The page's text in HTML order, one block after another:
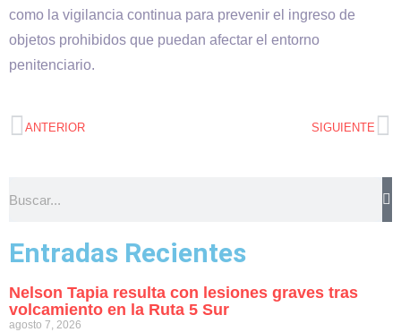
como la vigilancia continua para prevenir el ingreso de
objetos prohibidos que puedan afectar el entorno
penitenciario.
ANTERIOR SIGUIENTE
Entradas Recientes
Nelson Tapia resulta con lesiones graves tras
volcamiento en la Ruta 5 Sur
agosto 7, 2026